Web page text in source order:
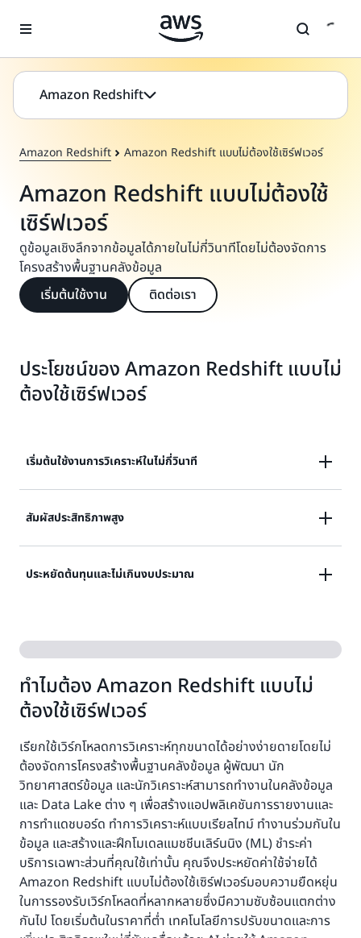
Amazon Redshift
Amazon Redshift Amazon Redshift แบบไม่ต้องใช้เซิร์ฟเวอร์
Amazon Redshift แบบไม่ต้องใช้
เซิร์ฟเวอร์
ดูข้อมูลเชิงลึกจากข้อมูลได้ภายในไม่กี่วินาทีโดยไม่ต้องจัดการ
โครงสร้างพื้นฐานคลังข้อมูล
เริ่มต้นใช้งาน
ติดต่อเรา
ประโยชน์ของ Amazon Redshift แบบไม่
ต้องใช้เซิร์ฟเวอร์
เริ่มต้นใช้งานการวิเคราะห์ในไม่กี่วินาที
รวดเร็วและรันการวิเคราะห์แบบเรียลไทม์หรือการวิเคราะห์
เชิงคาดการณ์กับข้อมูลทั้งหมดของคุณโดยไม่ต้องกังวล
กับการจัดการโครงสร้างพื้นฐานคลังข้อมูล
สัมผัสประสิทธิภาพสูง
โหลดไดนามิกถูกเปิดใช้งานตามมิติต่าง ๆ เช่น ความซับ
ประหยัดต้นทุนและไม่เกินงบประมาณ
ชำระเงินเมื่อไม่ได้ใช้คลังข้อมูล ปรับเป้าหมายประสิทธิภาพ
ต่อราคาที่คุณต้องการสำหรับเวิร์กโหลดของคุณ เพื่อรักษา
ประสิทธิภาพการทำงานที่สม่ำเสมอและไม่เกินงบประมาณ
ทำไมต้อง Amazon Redshift แบบไม่
ต้องใช้เซิร์ฟเวอร์
เรียกใช้เวิร์กโหลดการวิเคราะห์ทุกขนาดได้อย่างง่ายดายโดยไม่
ต้องจัดการโครงสร้างพื้นฐานคลังข้อมูล ผู้พัฒนา นัก
วิทยาศาสตร์ข้อมูล และนักวิเคราะห์สามารถทำงานในคลังข้อมูล
และ Data Lake ต่าง ๆ เพื่อสร้างแอปพลิเคชันการรายงานและ
การทำแดชบอร์ด ทำการวิเคราะห์แบบเรียลไทม์ ทำงานร่วมกันใน
ข้อมูล และสร้างและฝึกโมเดลแมชชีนเลิร์นนิง (ML) ชำระค่า
บริการเฉพาะส่วนที่คุณใช้เท่านั้น คุณจึงประหยัดค่าใช้จ่ายได้
Amazon Redshift แบบไม่ต้องใช้เซิร์ฟเวอร์มอบความยืดหยุ่น
ในการรองรับเวิร์กโหลดที่หลากหลายซึ่งมีความซับซ้อนแตกต่าง
กันไป โดยเริ่มต้นในราคาที่ต่ำ เทคโนโลยีการปรับขนาดและการ